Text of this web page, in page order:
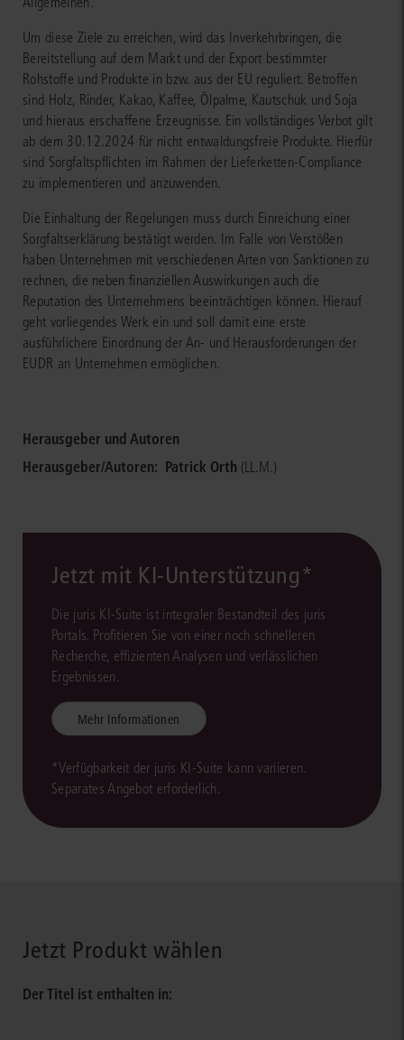
Um diese Ziele zu erreichen, wird das Inverkehrbringen, die
Bereitstellung auf dem Markt und der Export bestimmter
Rohstoffe und Produkte in bzw. aus der EU reguliert. Betroffen
sind Holz, Rinder, Kakao, Kaffee, Ölpalme, Kautschuk und Soja
und hieraus erschaffene Erzeugnisse. Ein vollständiges Verbot gilt
ab dem 30.12.2024 für nicht entwaldungsfreie Produkte. Hierfür
sind Sorgfaltspflichten im Rahmen der Lieferketten-Compliance
zu implementieren und anzuwenden.
Die Einhaltung der Regelungen muss durch Einreichung einer
Sorgfaltserklärung bestätigt werden. Im Falle von Verstößen
haben Unternehmen mit verschiedenen Arten von Sanktionen zu
rechnen, die neben finanziellen Auswirkungen auch die
Reputation des Unternehmens beeinträchtigen können. Hierauf
geht vorliegendes Werk ein und soll damit eine erste
ausführlichere Einordnung der An- und Herausforderungen der
EUDR an Unternehmen ermöglichen.
Herausgeber und Autoren
Herausgeber/Autoren: Patrick Orth (LL.M.)
Jetzt mit KI-Unterstützung*
Die juris KI-Suite ist integraler Bestandteil des juris
Portals. Profitieren Sie von einer noch schnelleren
Recherche, effizienten Analysen und verlässlichen
Ergebnissen.
Mehr Informationen
*Verfügbarkeit der juris KI-Suite kann variieren.
Separates Angebot erforderlich.
Jetzt Produkt wählen
Der Titel ist enthalten in: